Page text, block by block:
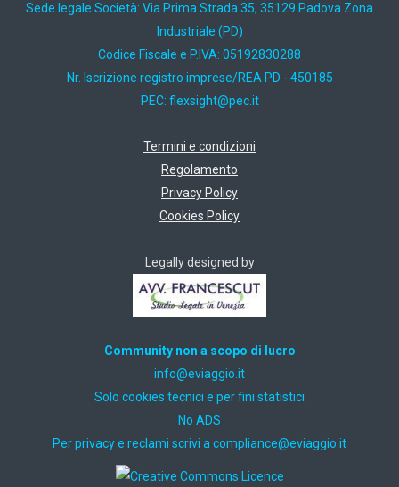
Sede legale Società: Via Prima Strada 35, 35129 Padova Zona
Industriale (PD)
Codice Fiscale e P.IVA: 05192830288
Nr. Iscrizione registro imprese/REA PD - 450185
PEC: ti.cep@thgisxelf
Termini e condizioni
Regolamento
Privacy Policy
Cookies Policy
Legally designed by
Community non a scopo di lucro
ti.oiggaive@ofni
Solo cookies tecnici e per fini statistici
No ADS
Per privacy e reclami scrivi a ti.oiggaive@ecnailpmoc